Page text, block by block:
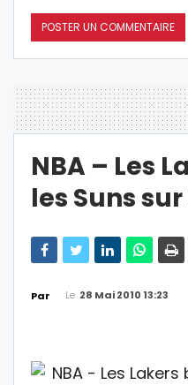
NBA – Les
les Suns
Par Le 28 Mai 2010 13:23